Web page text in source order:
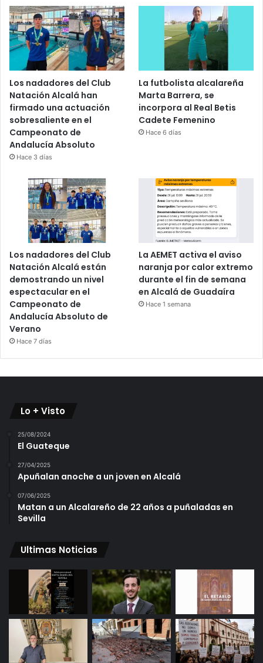
Los nadadores del Club
Natación Alcalá han
firmado una actuación
sobresaliente en el
Campeonato de
Andalucía Absoluto
Hace 3 días
La futbolista alcalareña
Marta Barrera, se
incorpora al Real Betis
Cadete Femenino
Hace 6 días
Los nadadores del Club
Natación Alcalá están
demostrando un nivel
espectacular en el
Campeonato de
Andalucía Absoluto de
Verano
Hace 7 días
La AEMET activa el aviso
naranja por calor extremo
durante el fin de semana
en Alcalá de Guadaíra
Hace 1 semana
Lo + Visto
25/08/2024
El Guateque
27/04/2025
Apuñalan anoche a un joven en Alcalá
07/06/2025
Matan a un Alcalareño de 22 años a puñaladas en
Sevilla
Ultimas Noticias